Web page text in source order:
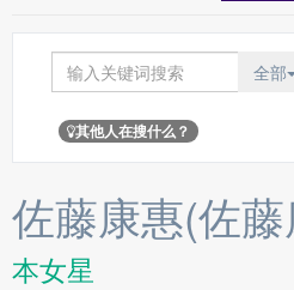
全部
其他人在搜什么？
佐藤康惠(佐
本女星